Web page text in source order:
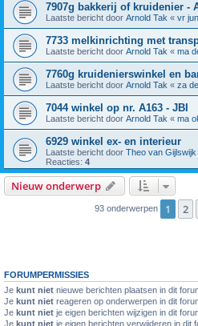
7907g bakkerij of kruidenier -
Laatste bericht door Arnold Tak « vr
7733 melkinrichting met
Laatste bericht door Arnold Tak « ma
7760g kruidenierswinkel en
Laatste bericht door Arnold Tak « za
7044 winkel op nr. A163 - JBI
Laatste bericht door Arnold Tak « ma
6929 winkel ex- en interieur
Laatste bericht door Theo van Gijlswijk
Reacties: 4
Nieuw onderwerp
93 onderwerpen 1 2
FORUMPERMISSIES
Je kunt niet nieuwe berichten plaatsen in dit
Je kunt niet reageren op onderwerpen in dit
Je kunt niet je eigen berichten wijzigen in dit
Je kunt niet je eigen berichten verwijderen in dit